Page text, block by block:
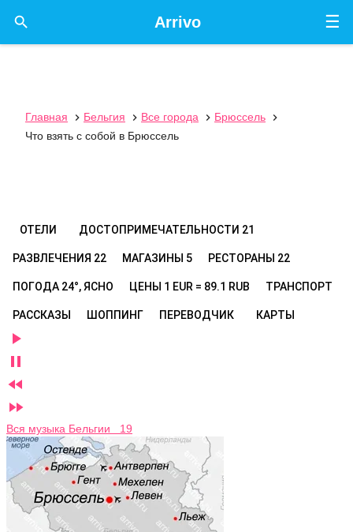
☰
Arrivo

Главная  Бельгия  Все города  Брюссель

Что взять с собой в Брюссель
ОТЕЛИ ДОСТОПРИМЕЧАТЕЛЬНОСТИ 21
РАЗВЛЕЧЕНИЯ 22 МАГАЗИНЫ 5 РЕСТОРАНЫ 22
ПОГОДА 24°, ЯСНО ЦЕНЫ 1 EUR = 89.1 RUB ТРАНСПОРТ
РАССКАЗЫ ШОППИНГ ПЕРЕВОДЧИК КАРТЫ




Вся музыка Бельгии 19